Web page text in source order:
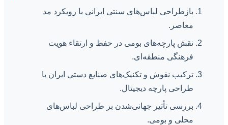
بازطراحی لباس‌های سنتی ایرانی با رویکرد مد
معاصر.
نقش پارچه‌های بومی در حفظ و ارتقاء هویت
فرهنگی منطقه‌ای.
ترکیب نقوش و تکنیک‌های صنایع دستی ایران با
طراحی پارچه دیجیتال.
بررسی تأثیر جهانی‌شدن بر طراحی لباس‌های
محلی و بومی.